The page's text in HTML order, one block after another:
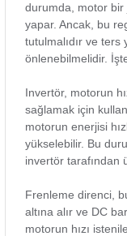
durumda, motor bir
yapar. Ancak, bu
tutulmalıdır ve ters
önlenebilmelidir.
Invertör, motorun
sağlamak için
motorun enerjisi
yükselebilir. Bu
invertör tarafından
Frenleme direnci,
altına alır ve DC
motorun hızı